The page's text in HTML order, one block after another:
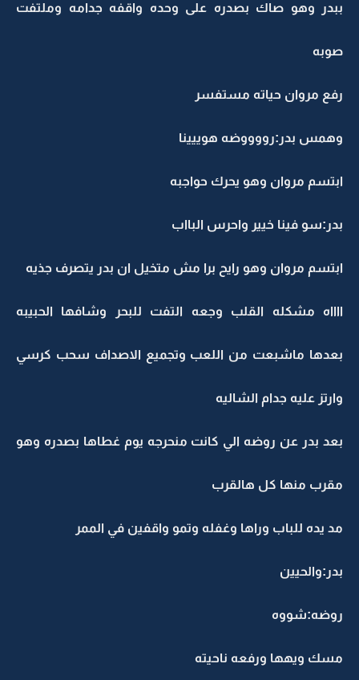
ببدر وهو صاك بصدره على وحده واقفه جدامه وملتفت
صوبه
رفع مروان حياته مستفسر
وهمس بدر:رووووضه هوييينا
ابتسم مروان وهو يحرك حواجبه
بدر:سو فينا خيير واحرس البااب
ابتسم مروان وهو رايح برا مش متخيل ان بدر يتصرف جذيه
ااااه مشكله القلب وجعه التفت للبحر وشافها الحبيبه
بعدها ماشبعت من اللعب وتجميع الاصداف سحب كرسي
وارتز عليه جدام الشاليه
بعد بدر عن روضه الي كانت منحرجه يوم غطاها بصدره وهو
مقرب منها كل هالقرب
مد يده للباب وراها وغفله وتمو واقفين في الممر
بدر:والحيين
روضه:شووه
مسك ويهها ورفعه ناحيته